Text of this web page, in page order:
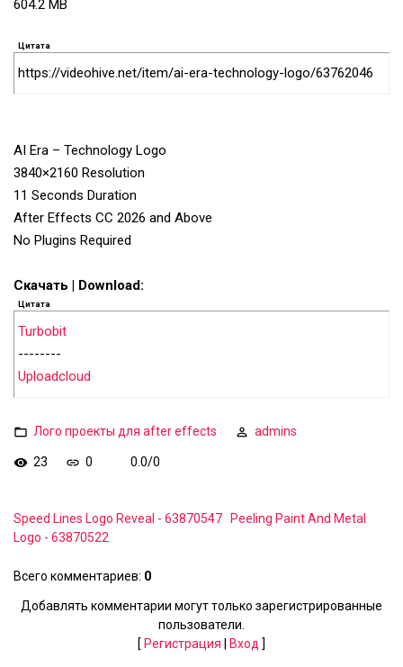
604.2 MB
Цитата
https://videohive.net/item/ai-era-technology-logo/63762046
AI Era – Technology Logo
3840×2160 Resolution
11 Seconds Duration
After Effects CC 2026 and Above
No Plugins Required
Скачать | Download:
Цитата
Turbobit
--------
Uploadcloud
Лого проекты для after effects admins
23 0 0.0/0
Speed Lines Logo Reveal - 63870547
Peeling Paint And Metal
Logo - 63870522
Всего комментариев: 0
Добавлять комментарии могут только зарегистрированные
пользователи.
[ Регистрация Вход ]